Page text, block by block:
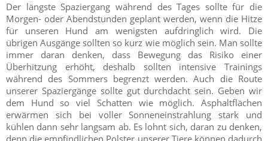
Der längste Spaziergang während des Tages sollte für die
Morgen- oder Abendstunden geplant werden, wenn die Hitze
für unseren Hund am wenigsten aufdringlich wird. Die
übrigen Ausgänge sollten so kurz wie möglich sein. Man sollte
immer daran denken, dass Bewegung das Risiko einer
Überhitzung erhöht, deshalb sollten intensive Trainings
während des Sommers begrenzt werden. Auch die Route
unserer Spaziergänge sollte gut durchdacht sein. Geben wir
dem Hund so viel Schatten wie möglich. Asphaltflächen
erwärmen sich bei voller Sonneneinstrahlung stark und
kühlen dann sehr langsam ab. Es lohnt sich, daran zu denken,
denn die empfindlichen Polster unserer Tiere können dadurch